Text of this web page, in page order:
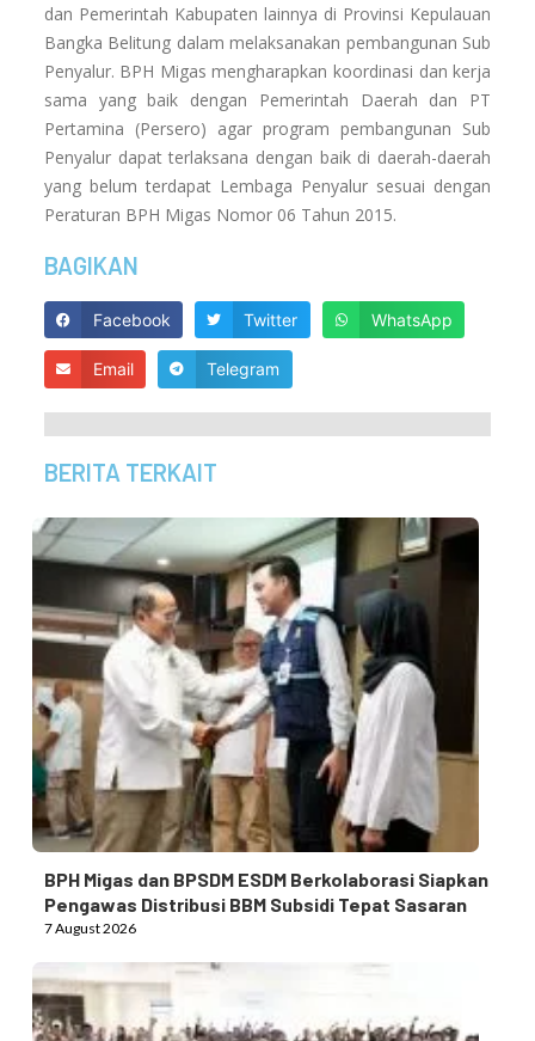
dan Pemerintah Kabupaten lainnya di Provinsi Kepulauan
Bangka Belitung dalam melaksanakan pembangunan Sub
Penyalur. BPH Migas mengharapkan koordinasi dan kerja
sama yang baik dengan Pemerintah Daerah dan PT
Pertamina (Persero) agar program pembangunan Sub
Penyalur dapat terlaksana dengan baik di daerah-daerah
yang belum terdapat Lembaga Penyalur sesuai dengan
Peraturan BPH Migas Nomor 06 Tahun 2015.
BAGIKAN
Facebook Twitter WhatsApp
Email Telegram
BERITA TERKAIT
BPH Migas dan BPSDM ESDM Berkolaborasi Siapkan
Pengawas Distribusi BBM Subsidi Tepat Sasaran
7 August 2026